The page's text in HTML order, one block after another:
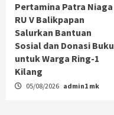
Pertamina Patra Niaga
RU V Balikpapan
Salurkan Bantuan
Sosial dan Donasi Buku
untuk Warga Ring-1
Kilang
05/08/2026 admin1 mk